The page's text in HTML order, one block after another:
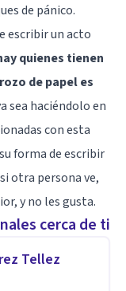
de pánico.
escribir un acto
quienes tienen
de papel es
sea haciéndolo en
con esta
forma de escribir
otra persona ve,
y no les gusta.
cerca de ti
Tellez